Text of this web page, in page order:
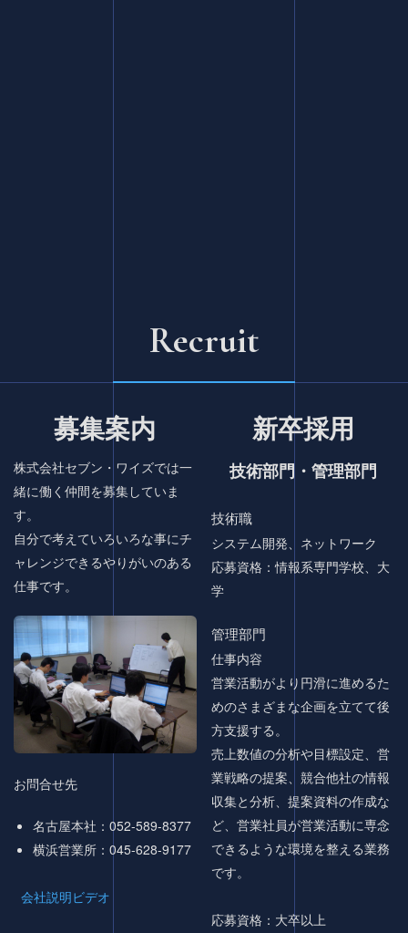
Recruit
募集案内
株式会社セブン・ワイズでは一
緒に働く仲間を募集していま
す。
自分で考えていろいろな事にチ
ャレンジできるやりがいのある
仕事です。
お問合せ先
名古屋本社：052-589-8377
横浜営業所：045-628-9177
会社説明ビデオ
新卒採用
技術部門・管理部門
技術職
システム開発、ネットワーク
応募資格：情報系専門学校、大
学
管理部門
仕事内容
営業活動がより円滑に進めるた
めのさまざまな企画を立てて後
方支援する。
売上数値の分析や目標設定、営
業戦略の提案、競合他社の情報
収集と分析、提案資料の作成な
ど、営業社員が営業活動に専念
できるような環境を整える業務
です。
応募資格：大卒以上